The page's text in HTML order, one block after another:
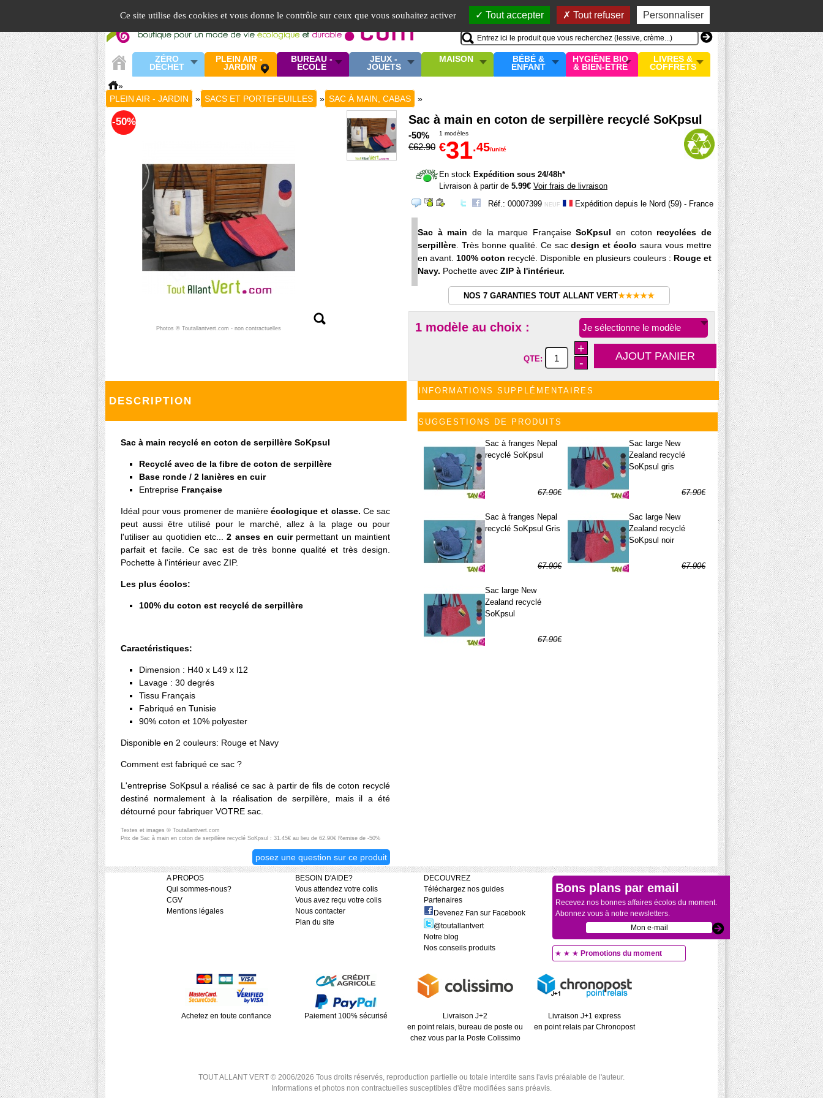
Ce site utilise des cookies et vous donne le contrôle sur ceux que vous souhaitez activer Tout accepter Tout refuser Personnaliser
Mon compte
MON PANIER
0 article
ZÉRO
DÉCHET
PLEIN AIR -
JARDIN
BUREAU -
ECOLE
JEUX -
JOUETS
MAISON
BÉBÉ &
ENFANT
HYGIÈNE BIO
& BIEN-ETRE
LIVRES &
COFFRETS
»
PLEIN AIR - JARDIN
» SACS ET PORTEFEUILLES » SAC À MAIN, CABAS »
-50%
Photos © Toutallantvert.com - non contractuelles
Sac à main en coton de serpillère recyclé SoKpsul
-50%
€62.90
1 modèles
€31.45/unité
En stock Expédition sous 24/48h*
Livraison à partir de 5.99€ Voir frais de livraison
Réf.: 00007399 NEUF Expédition depuis le Nord (59) - France
Sac à main de la marque FrançaiseSoKpsulen coton recyclées de
serpillère . Très bonne qualité. Ce sacdesign et écolo saura vous mettre
en avant. 100% coton recyclé. Disponible en plusieurs couleurs : Rouge et
Navy. Pochette avec ZIP à l'intérieur.
NOS 7 GARANTIES TOUT ALLANT VERT★★★★★
Je sélectionne le modèle
1 modèle au choix :
QTE:
+
-
INFORMATIONS SUPPLÉMENTAIRES
SUGGESTIONS DE PRODUITS
Sac à franges Nepal
recyclé SoKpsul
67.90€
Sac large New
Zealand recyclé
SoKpsul gris
67.90€
Sac à franges Nepal
recyclé SoKpsul Gris
67.90€
Sac large New
Zealand recyclé
SoKpsul noir
67.90€
Sac large New
Zealand recyclé
SoKpsul
67.90€
DESCRIPTION
Sac à main recyclé en coton de serpillère SoKpsul
Recyclé avec de la fibre de coton de serpillère
Base ronde / 2 lanières en cuir
Entreprise Française
Idéal pour vous promener de manièreécologique et classe. Ce sac
peut aussi être utilisé pour le marché, allez à la plage ou pour
l'utiliser au quotidien etc... 2 anses en cuir permettant un maintient
parfait et facile. Ce sac est de très bonne qualité et très design.
Pochette à l'intérieur avec ZIP.
Les plus écolos:
100% du coton est recyclé de serpillère
Caractéristiques:
Dimension : H40 x L49 x l12
Lavage : 30 degrés
Tissu Français
Fabriqué en Tunisie
90% coton et 10% polyester
Disponible en 2 couleurs: Rouge et Navy
Comment est fabriqué ce sac ?
L'entreprise SoKpsul a réalisé ce sac à partir de fils de coton recyclé
destiné normalement à la réalisation de serpillère, mais il a été
détourné pour fabriquer VOTRE sac.
Textes et images © Toutallantvert.com
Prix de Sac à main en coton de serpillère recyclé SoKpsul : 31.45€ au lieu de 62.90€ Remise de -50%
posez une question sur ce produit
A PROPOS
Qui sommes-nous?
CGV
Mentions légales
BESOIN D'AIDE?
Vous attendez votre colis
Vous avez reçu votre colis
Nous contacter
Plan du site
DECOUVREZ
Téléchargez nos guides
Partenaires
Devenez Fan sur Facebook
@toutallantvert
Notre blog
Nos conseils produits
Bons plans par email
Recevez nos bonnes affaires écolos du moment.
Abonnez vous à notre newsletters.
★ ★ ★ Promotions du moment
Achetez en toute confiance Paiement 100% sécurisé
Livraison J+2
en point relais, bureau de poste ou
chez vous par la Poste Colissimo
Livraison J+1 express
en point relais par Chronopost
TOUT ALLANT VERT © 2006/2026 Tous droits réservés, reproduction partielle ou totale interdite sans l'avis préalable de l'auteur.
Informations et photos non contractuelles susceptibles d'être modifiées sans préavis.